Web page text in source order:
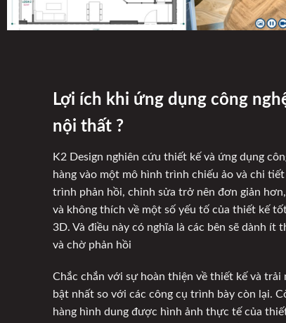
Lợi ích khi ứng dụng công
nội thất ?
K2 Design nghiên cứu thiết kế và ứng dụng
hàng vào một mô hình trình chiếu ảo và chi
trình phản hồi, chỉnh sửa trở nên đơn giản
và không thích về một số yếu tố của thiết kế
3D. Và điều này có nghĩa là các bên sẽ dành ít
và chờ phản hồi
Chắc chắn với sự hoàn thiện về thiết kế và
bật nhất so với các công cụ trình bày còn lại.
hàng hình dung được hình ảnh thực tế của